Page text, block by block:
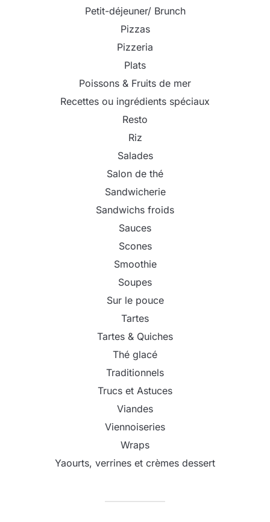
Petit-déjeuner/ Brunch
Pizzas
Pizzeria
Plats
Poissons & Fruits de mer
Recettes ou ingrédients spéciaux
Resto
Riz
Salades
Salon de thé
Sandwicherie
Sandwichs froids
Sauces
Scones
Smoothie
Soupes
Sur le pouce
Tartes
Tartes & Quiches
Thé glacé
Traditionnels
Trucs et Astuces
Viandes
Viennoiseries
Wraps
Yaourts, verrines et crèmes dessert